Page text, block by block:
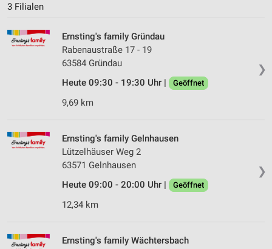
3 Filialen
❯
Ernsting's family Gründau
Rabenaustraße 17 - 19
63584 Gründau
Heute 09:30 - 19:30 Uhr |
Geöffnet
9,69 km
❯
Ernsting's family Gelnhausen
Lützelhäuser Weg 2
63571 Gelnhausen
Heute 09:00 - 20:00 Uhr |
Geöffnet
12,34 km
Ernsting's family Wächtersbach